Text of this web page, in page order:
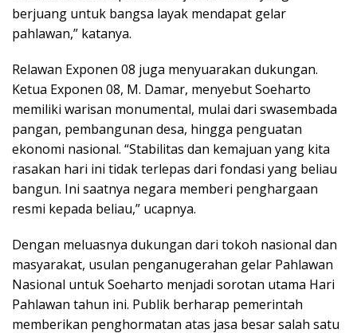
berjuang untuk bangsa layak mendapat gelar
pahlawan,” katanya.
Relawan Exponen 08 juga menyuarakan dukungan.
Ketua Exponen 08, M. Damar, menyebut Soeharto
memiliki warisan monumental, mulai dari swasembada
pangan, pembangunan desa, hingga penguatan
ekonomi nasional. “Stabilitas dan kemajuan yang kita
rasakan hari ini tidak terlepas dari fondasi yang beliau
bangun. Ini saatnya negara memberi penghargaan
resmi kepada beliau,” ucapnya.
Dengan meluasnya dukungan dari tokoh nasional dan
masyarakat, usulan penganugerahan gelar Pahlawan
Nasional untuk Soeharto menjadi sorotan utama Hari
Pahlawan tahun ini. Publik berharap pemerintah
memberikan penghormatan atas jasa besar salah satu